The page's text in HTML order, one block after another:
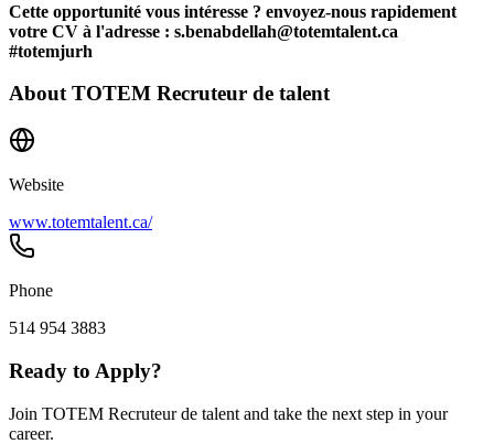
Cette opportunité vous intéresse ? envoyez-nous rapidement
votre CV à l'adresse : s.benabdellah@totemtalent.ca
#totemjurh
About TOTEM Recruteur de talent
Website
www.totemtalent.ca/
Phone
514 954 3883
Ready to Apply?
Join TOTEM Recruteur de talent and take the next step in your
career.